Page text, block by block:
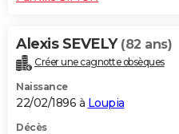
Alexis SEVELY (82 ans)
Créer une cagnotte obsèques
Naissance
22/02/1896 à Loupia
Décès